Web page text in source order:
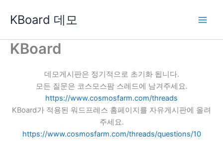
로
KBoard 데모
KBoard
데모게시판은 정기적으로 초기화 됩니다.
모든 질문은 코스모스팜 스레드에 남겨주세요.
https://www.cosmosfarm.com/threads
KBoard가 적용된 워드프레스 홈페이지를 자유게시판에 올려
주세요.
https://www.cosmosfarm.com/threads/questions/10